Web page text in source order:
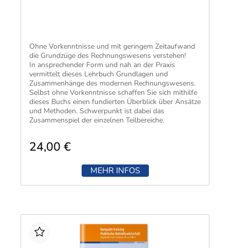
Ohne Vorkenntnisse und mit geringem Zeitaufwand
die Grundzüge des Rechnungswesens verstehen!
In ansprechender Form und nah an der Praxis
vermittelt dieses Lehrbuch Grundlagen und
Zusammenhänge des modernen Rechnungswesens.
Selbst ohne Vorkenntnisse schaffen Sie sich mithilfe
dieses Buchs einen fundierten Überblick über Ansätze
und Methoden. Schwerpunkt ist dabei das
Zusammenspiel der einzelnen Teilbereiche.
theoretischen Ausführungen. 50 praxisbezogene
rund 170 Stichworten runden das Buch ab und
unterstützen einen schnellen Lernerfolg.
Zusätzlich zur Druckversion erhalten Sie in meinkiehl
Üben!
24,00 €
MEHR INFOS